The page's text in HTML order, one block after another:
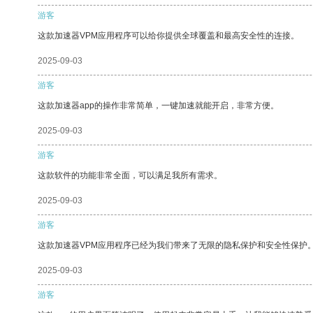
游客
这款加速器VPM应用程序可以给你提供全球覆盖和最高安全性的连接。
2025-09-03
游客
这款加速器app的操作非常简单，一键加速就能开启，非常方便。
2025-09-03
游客
这款软件的功能非常全面，可以满足我所有需求。
2025-09-03
游客
这款加速器VPM应用程序已经为我们带来了无限的隐私保护和安全性保护
2025-09-03
游客